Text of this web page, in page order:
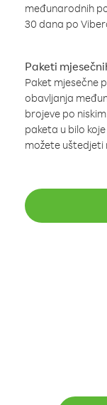
međunarodnih
30 dana po
Paketi
Paket mjesečne
obavljanja
brojeve po
paketa u bilo
možete uštedjeti